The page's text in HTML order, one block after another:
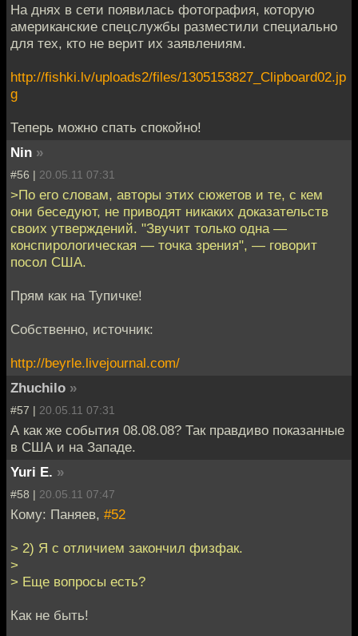
На днях в сети появилась фотография, которую
американские спецслужбы разместили специально
для тех, кто не верит их заявлениям.
http://fishki.lv/uploads2/files/1305153827_Clipboard02.jp
g
Теперь можно спать спокойно!
Nin »
#56 | 20.05.11 07:31
>По его словам, авторы этих сюжетов и те, с кем
они беседуют, не приводят никаких доказательств
своих утверждений. "Звучит только одна —
конспирологическая — точка зрения", — говорит
посол США.
Прям как на Тупичке!
Собственно, источник:
http://beyrle.livejournal.com/
Zhuchilo »
#57 | 20.05.11 07:31
А как же события 08.08.08? Так правдиво показанные
в США и на Западе.
Yuri E. »
#58 | 20.05.11 07:47
Кому: Паняев, #52
> 2) Я с отличием закончил физфак.
>
> Еще вопросы есть?
Как не быть!